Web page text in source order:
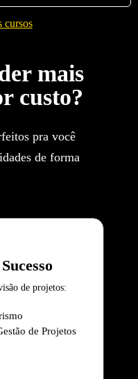
cursos
mais
custo?
pra você
de forma
de projetos:
de Projetos